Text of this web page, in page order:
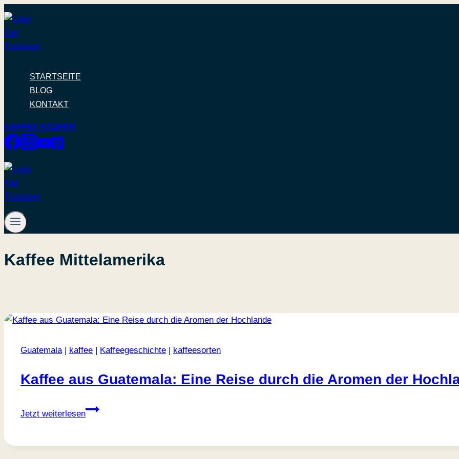
Zum
Inhalt
springen
STARTSEITE
BLOG
KONTAKT
KAFFEE KAUFEN
Kaffee Mittelamerika
Guatemala | kaffee | Kaffeegeschichte | kaffeesorten
Kaffee aus Guatemala: Eine Reise durch die Aromen der
Jetzt weiterlesen
Kaffee